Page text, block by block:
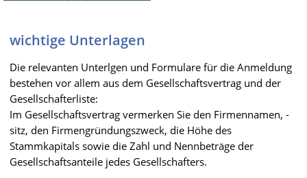
wichtige Unterlagen
Die relevanten Unterlgen und Formulare für die Anmeldung
bestehen vor allem aus dem Gesellschaftsvertrag und der
Gesellschafterliste:
Im Gesellschaftsvertrag vermerken Sie den Firmennamen, -
sitz, den Firmengründungszweck, die Höhe des
Stammkapitals sowie die Zahl und Nennbeträge der
Gesellschaftsanteile jedes Gesellschafters.